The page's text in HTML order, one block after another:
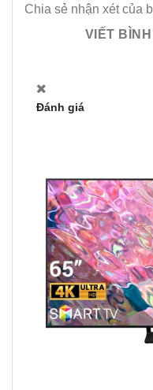
Chia sẻ nhận xét của
VIẾT
Đánh giá